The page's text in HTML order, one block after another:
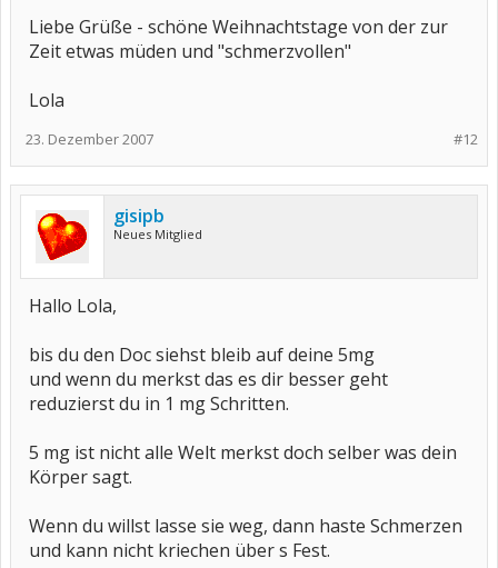
Liebe Grüße - schöne Weihnachtstage von der zur
Zeit etwas müden und "schmerzvollen"
Lola
#12
23. Dezember 2007
gisipb
Neues Mitglied
Hallo Lola,
bis du den Doc siehst bleib auf deine 5mg
und wenn du merkst das es dir besser geht
reduzierst du in 1 mg Schritten.
5 mg ist nicht alle Welt merkst doch selber was dein
Körper sagt.
Wenn du willst lasse sie weg, dann haste Schmerzen
und kann nicht kriechen über s Fest.